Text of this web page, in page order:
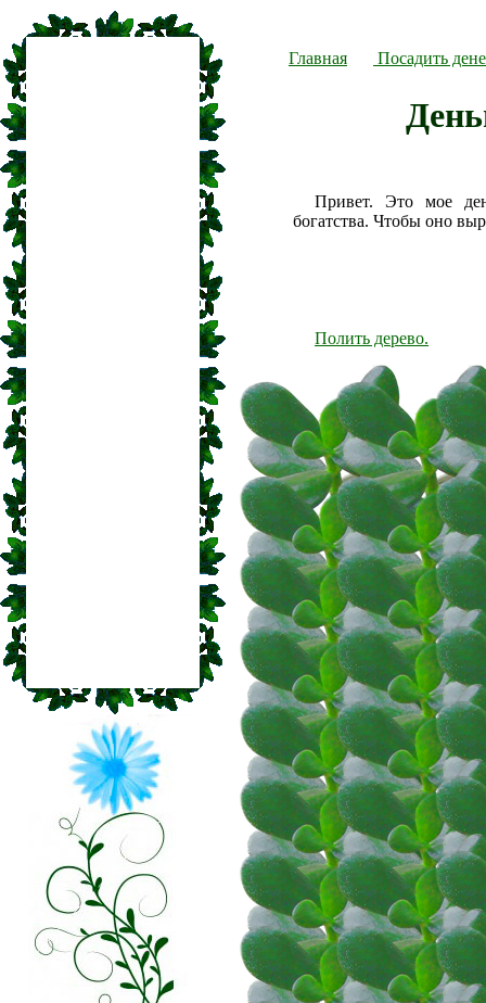
Главная Посадить
Привет. Это мое
богатства. Чтобы оно
Полить дерево.